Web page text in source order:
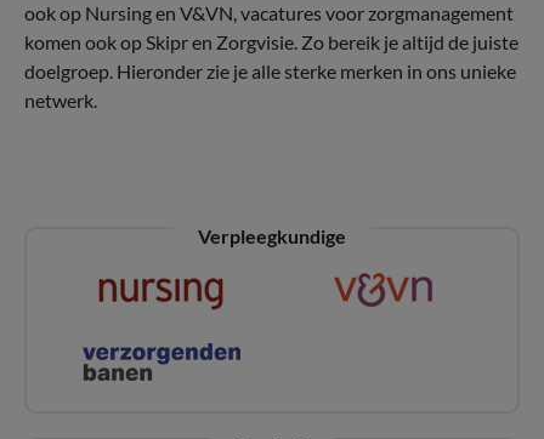
ook op Nursing en V&VN, vacatures voor zorgmanagement
komen ook op Skipr en Zorgvisie. Zo bereik je altijd de juiste
doelgroep. Hieronder zie je alle sterke merken in ons unieke
netwerk.
Verpleegkundige